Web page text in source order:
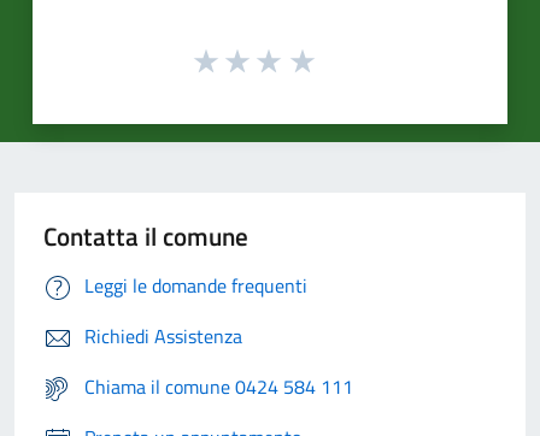
Contatta il comune
Leggi le domande frequenti
Richiedi Assistenza
Chiama il comune 0424 584 111